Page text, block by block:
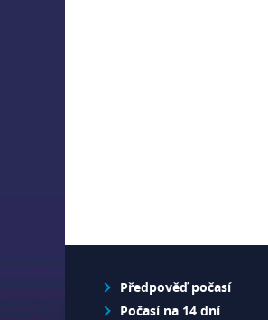
Předpověď počasí
Počasí na 14 dní